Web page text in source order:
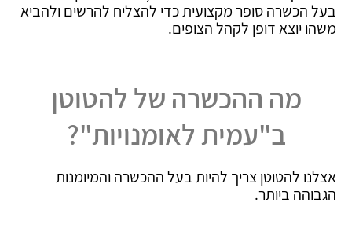
בעל הכשרה סופר מקצועית כדי להצליח להרשים ולהביא
משהו יוצא דופן לקהל הצופים.
מה ההכשרה של להטוטן
ב"עמית לאומנויות"?
אצלנו להטוטן צריך להיות בעל ההכשרה והמיומנות
הגבוהה ביותר.